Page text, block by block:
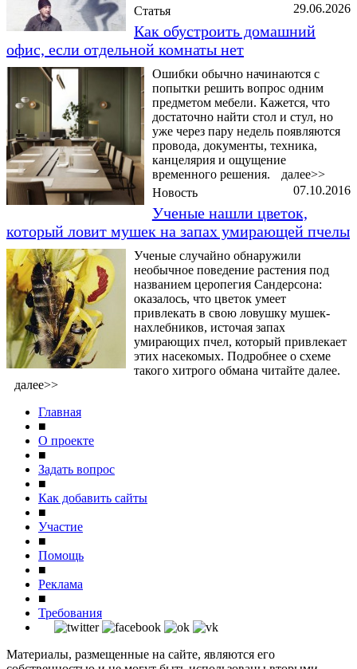
29.06.2026
Статья
Как обустроить домашний
офис, если отдельной комнаты нет
Ошибки обычно начинаются с
попытки решить вопрос одним
предметом мебели. Кажется, что
достаточно найти стол и стул, но
уже через пару недель появляются
провода, документы, техника,
канцелярия и ощущение
временного решения.
далее>>
07.10.2016
Новость
Ученые нашли цветок,
который ловит мушек на запах умирающей пчелы
Ученые случайно обнаружили
необычное поведение растения под
названием церопегия Сандерсона:
оказалось, что цветок умеет
привлекать в свою ловушку мушек-
нахлебников, источая запах
умирающих пчел, который привлекает
этих насекомых. Подробнее о схеме
такого хитрого обмана читайте далее.
далее>>
Главная
■
О проекте
■
Задать вопрос
■
Как добавить сайты
■
Участие
■
Помощь
■
Реклама
■
Требования
Материалы, размещенные на сайте, являются его